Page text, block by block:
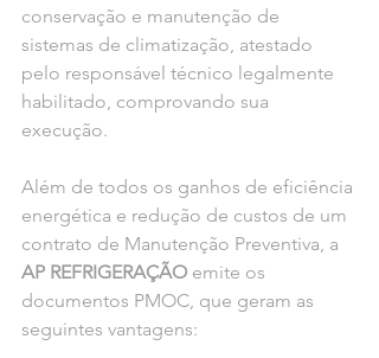
conservação e manutenção de
sistemas de climatização, atestado
pelo responsável técnico legalmente
habilitado, comprovando sua
execução.
Além de todos os ganhos de eficiência
energética e redução de custos de um
contrato de Manutenção Preventiva, a
AP REFRIGERAÇÃO emite os
documentos PMOC, que geram as
seguintes vantagens: